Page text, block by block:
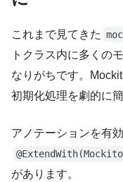
これまで見てきた
トクラス内に多くの
なりがちです。
初期化処理を劇的に
アノテーションを有
があります。